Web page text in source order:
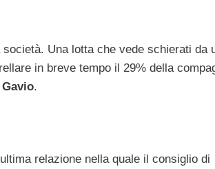
Una lotta che vede schierati da
in breve tempo il 29% della
Gavio.
relazione nella quale il consiglio di